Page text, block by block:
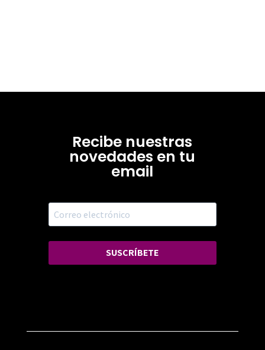
Recibe nuestras
novedades en tu
email
SUSCRÍBETE